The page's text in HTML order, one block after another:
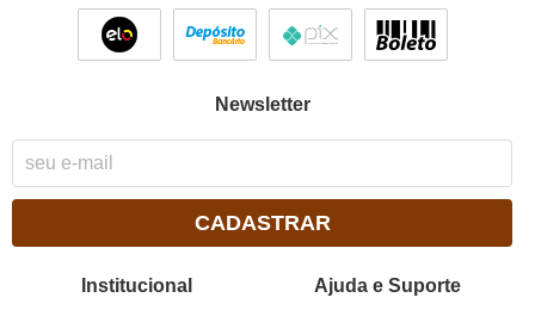
Newsletter
CADASTRAR
Institucional Ajuda e Suporte